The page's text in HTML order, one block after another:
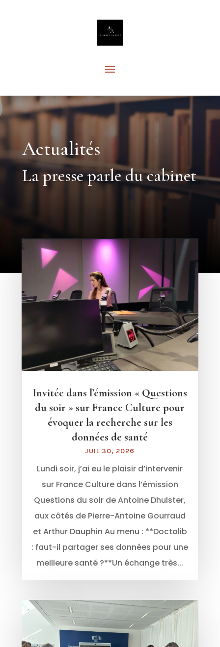
Actualités
La presse parle du cabinet
Invitée dans l’émission « Questions
du soir » sur France Culture pour
évoquer la recherche sur les
données de santé
JUIL 30, 2026
Lundi soir, j’ai eu le plaisir d’intervenir
sur France Culture dans l’émission
Questions du soir de Antoine Dhulster,
aux côtés de Pierre-Antoine Gourraud
et Arthur Dauphin Au menu : **Doctolib
: faut-il partager ses données pour une
meilleure santé ?**Un échange très...